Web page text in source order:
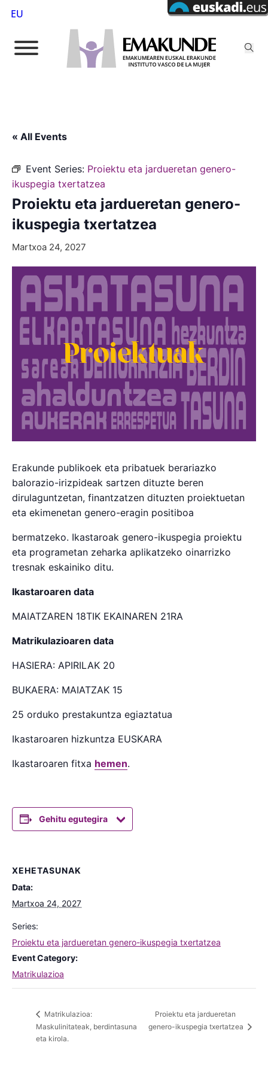
EU
« All Events
Event Series: Proiektu eta jardueretan genero-
ikuspegia txertatzea
Proiektu eta jardueretan genero-
ikuspegia txertatzea
Martxoa 24, 2027
Erakunde publikoek eta pribatuek berariazko
balorazio-irizpideak sartzen dituzte beren
dirulaguntzetan, finantzatzen dituzten proiektuetan
eta ekimenetan genero-eragin positiboa
bermatzeko. Ikastaroak genero-ikuspegia proiektu
eta programetan zeharka aplikatzeko oinarrizko
tresnak eskainiko ditu.
Ikastaroaren data
MAIATZAREN 18TIK EKAINAREN 21RA
Matrikulazioaren data
HASIERA: APIRILAK 20
BUKAERA: MAIATZAK 15
25 orduko prestakuntza egiaztatua
Ikastaroaren hizkuntza EUSKARA
Ikastaroaren fitxa hemen.
Gehitu egutegira
XEHETASUNAK
Data:
Martxoa 24, 2027
Series:
Proiektu eta jardueretan genero-ikuspegia txertatzea
Event Category:
Matrikulazioa
Matrikulazioa:
Maskulinitateak, berdintasuna
eta kirola.
Proiektu eta jardueretan
genero-ikuspegia txertatzea